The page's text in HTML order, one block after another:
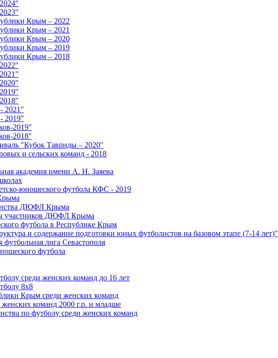
Крым – 2022
Крым – 2021
Крым – 2020
Крым – 2019
Крым – 2018
2021"
2019"
2019"
2018"
"Кубок Тавриды – 2020"
и сельских команд - 2018
академия имени А. Н. Заяева
юношеского футбола КФС - 2019
ДЮФЛ Крыма
участников ДЮФЛ Крыма
футбола в Республике Крым
и содержание подготовки юных футболистов на базовом этапе (7-14 лет)"
футбольная лига Севастополя
футбола
среди женских команд до 16 лет
8х8
Крым среди женских команд
женских команд 2000 г.р. и младше
по футболу среди женских команд